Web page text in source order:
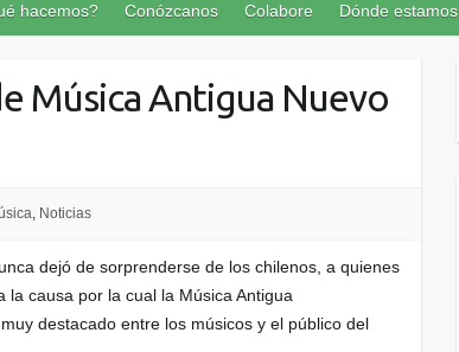
hacemos? Conózcanos Colabore Dónde estamos
Música Antigua Nuevo
, Noticias
dejó de sorprenderse de los chilenos, a quienes
causa por la cual la Música Antigua
destacado entre los músicos y el público del